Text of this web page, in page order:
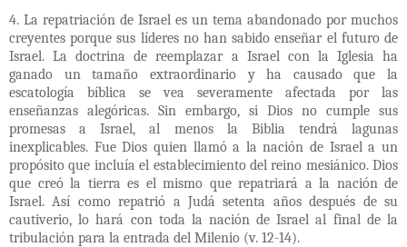
4. La repatriación de Israel es un tema abandonado por muchos
creyentes porque sus líderes no han sabido enseñar el futuro de
Israel. La doctrina de reemplazar a Israel con la Iglesia ha
ganado un tamaño extraordinario y ha causado que la
escatología bíblica se vea severamente afectada por las
enseñanzas alegóricas. Sin embargo, si Dios no cumple sus
promesas a Israel, al menos la Biblia tendrá lagunas
inexplicables. Fue Dios quien llamó a la nación de Israel a un
propósito que incluía el establecimiento del reino mesiánico. Dios
que creó la tierra es el mismo que repatriará a la nación de
Israel. Así como repatrió a Judá setenta años después de su
cautiverio, lo hará con toda la nación de Israel al final de la
tribulación para la entrada del Milenio (v. 12-14).